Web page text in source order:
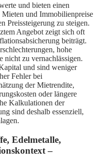
und bieten einen
und Immobilienpreise
Preissteigerung zu steigen.
Angebot zeigt sich oft
beiträgt.
hohe
nicht zu vernachlässigen.
und sind weniger
Fehler bei
der Mietrendite,
oder längere
Kalkulationen der
sind deshalb essenziell,
Edelmetalle,
–